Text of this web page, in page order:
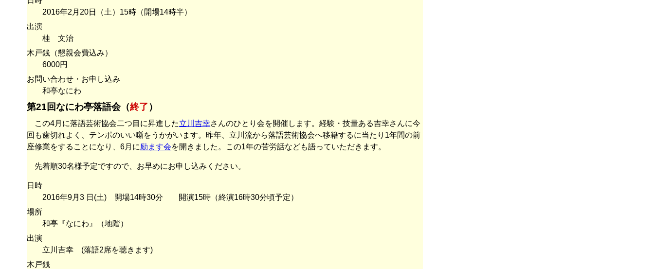
2016年2月20日（土）15時（開場14時半）
出演
桂 文治
木戸銭（懇親会費込み）
6000円
お問い合わせ・お申し込み
和亭なにわ
第21回なにわ亭落語会（終了 ）
この4月に落語芸術協会二つ目に昇進した立川吉幸さんのひとり会を開催します。経験・技量ある吉幸さんに今
回も歯切れよく、テンポのいい噺をうかがいます。昨年、立川流から落語芸術協会へ移籍するに当たり1年間の前
座修業をすることになり、6月に励ます会を開きました。この1年の苦労話なども語っていただきます。
先着順30名様予定ですので、お早めにお申し込みください。
日時
2016年9月3 日(土) 開場14時30分 開演15時（終演16時30分頃予定）
場所
和亭『なにわ』（地階）
出演
立川吉幸 (落語2席を聴きます)
木戸銭